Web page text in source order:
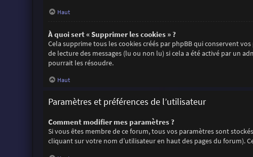
Haut
À quoi sert « Supprimer les cookies » ?
Cela supprime tous les cookies créés par phpBB qui conservent
de lecture des messages (lu ou non lu) si cela a été activé par un
pourrait les résoudre.
Haut
Paramètres et préférences de l’utilisateur
Comment modifier mes paramètres ?
Si vous êtes membre de ce forum, tous vos paramètres sont
cliquant sur votre nom d’utilisateur en haut des pages du forum).